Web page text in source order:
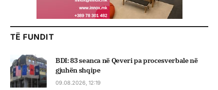
TË FUNDIT
BDI: 83 seanca në Qeveri pa procesverbale në
gjuhën shqipe
09.08.2026, 12:19